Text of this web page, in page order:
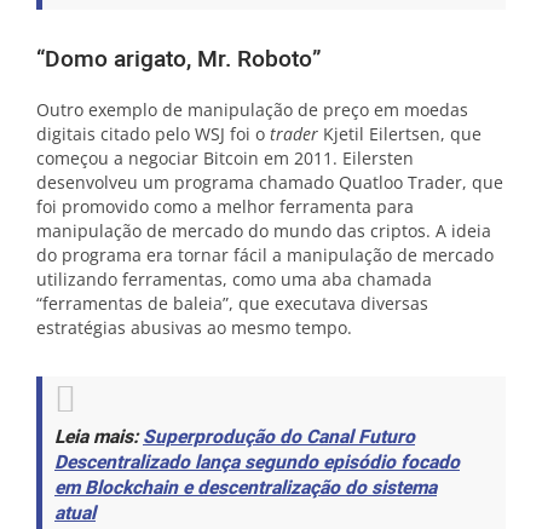
“Domo arigato, Mr. Roboto”
Outro exemplo de manipulação de preço em moedas
digitais citado pelo WSJ foi o trader Kjetil Eilertsen, que
começou a negociar Bitcoin em 2011. Eilersten
desenvolveu um programa chamado Quatloo Trader, que
foi promovido como a melhor ferramenta para
manipulação de mercado do mundo das criptos. A ideia
do programa era tornar fácil a manipulação de mercado
utilizando ferramentas, como uma aba chamada
“ferramentas de baleia”, que executava diversas
estratégias abusivas ao mesmo tempo.
Leia mais:Superprodução do Canal Futuro
Descentralizado lança segundo episódio focado
em Blockchain e descentralização do sistema
atual